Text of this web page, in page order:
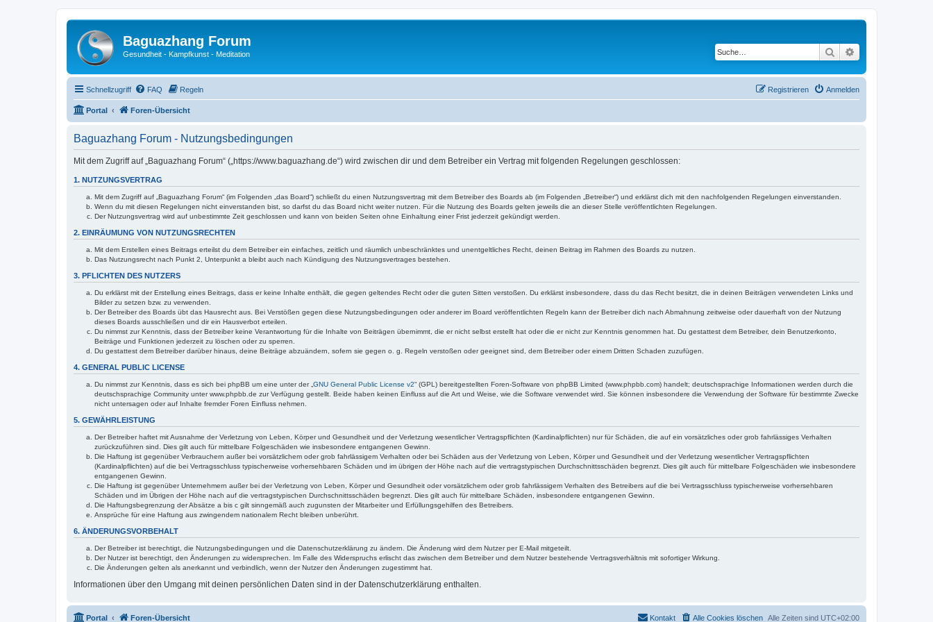
Baguazhang Forum
Gesundheit - Kampfkunst - Meditation Suche
Schnellzugriff FAQ Regeln Anmelden
Registrieren
Portal Foren-Übersicht
Baguazhang Forum - Nutzungsbedingungen
Mit dem Zugriff auf „Baguazhang Forum“ („https://www.baguazhang.de“) wird zwischen dir und dem Betreiber ein Vertrag mit folgenden Regelungen geschlossen:
1. NUTZUNGSVERTRAG
Mit dem Zugriff auf „Baguazhang Forum“ (im Folgenden „das Board“) schließt du einen Nutzungsvertrag mit dem Betreiber des Boards ab (im Folgenden „Betreiber“) und erklärst dich mit den nachfolgenden Regelungen einverstanden.
Wenn du mit diesen Regelungen nicht einverstanden bist, so darfst du das Board nicht weiter nutzen. Für die Nutzung des Boards gelten jeweils die an dieser Stelle veröffentlichten Regelungen.
Der Nutzungsvertrag wird auf unbestimmte Zeit geschlossen und kann von beiden Seiten ohne Einhaltung einer Frist jederzeit gekündigt werden.
2. EINRÄUMUNG VON NUTZUNGSRECHTEN
Mit dem Erstellen eines Beitrags erteilst du dem Betreiber ein einfaches, zeitlich und räumlich unbeschränktes und unentgeltliches Recht, deinen Beitrag im Rahmen des Boards zu nutzen.
Das Nutzungsrecht nach Punkt 2, Unterpunkt a bleibt auch nach Kündigung des Nutzungsvertrages bestehen.
3. PFLICHTEN DES NUTZERS
Du erklärst mit der Erstellung eines Beitrags, dass er keine Inhalte enthält, die gegen geltendes Recht oder die guten Sitten verstoßen. Du erklärst insbesondere, dass du das Recht besitzt, die in deinen Beiträgen verwendeten Links und
Bilder zu setzen bzw. zu verwenden.
Der Betreiber des Boards übt das Hausrecht aus. Bei Verstößen gegen diese Nutzungsbedingungen oder anderer im Board veröffentlichten Regeln kann der Betreiber dich nach Abmahnung zeitweise oder dauerhaft von der Nutzung
dieses Boards ausschließen und dir ein Hausverbot erteilen.
Du nimmst zur Kenntnis, dass der Betreiber keine Verantwortung für die Inhalte von Beiträgen übernimmt, die er nicht selbst erstellt hat oder die er nicht zur Kenntnis genommen hat. Du gestattest dem Betreiber, dein Benutzerkonto,
Beiträge und Funktionen jederzeit zu löschen oder zu sperren.
Du gestattest dem Betreiber darüber hinaus, deine Beiträge abzuändern, sofern sie gegen o. g. Regeln verstoßen oder geeignet sind, dem Betreiber oder einem Dritten Schaden zuzufügen.
4. GENERAL PUBLIC LICENSE
Du nimmst zur Kenntnis, dass es sich bei phpBB um eine unter der „ GNU General Public License v2“ (GPL) bereitgestellten Foren-Software von phpBB Limited (www.phpbb.com) handelt; deutschsprachige Informationen werden durch die
deutschsprachige Community unter www.phpbb.de zur Verfügung gestellt. Beide haben keinen Einfluss auf die Art und Weise, wie die Software verwendet wird. Sie können insbesondere die Verwendung der Software für bestimmte Zwecke
nicht untersagen oder auf Inhalte fremder Foren Einfluss nehmen.
5. GEWÄHRLEISTUNG
Der Betreiber haftet mit Ausnahme der Verletzung von Leben, Körper und Gesundheit und der Verletzung wesentlicher Vertragspflichten (Kardinalpflichten) nur für Schäden, die auf ein vorsätzliches oder grob fahrlässiges Verhalten
zurückzuführen sind. Dies gilt auch für mittelbare Folgeschäden wie insbesondere entgangenen Gewinn.
Die Haftung ist gegenüber Verbrauchern außer bei vorsätzlichem oder grob fahrlässigem Verhalten oder bei Schäden aus der Verletzung von Leben, Körper und Gesundheit und der Verletzung wesentlicher Vertragspflichten
(Kardinalpflichten) auf die bei Vertragsschluss typischerweise vorhersehbaren Schäden und im übrigen der Höhe nach auf die vertragstypischen Durchschnittsschäden begrenzt. Dies gilt auch für mittelbare Folgeschäden wie insbesondere
entgangenen Gewinn.
Die Haftung ist gegenüber Unternehmern außer bei der Verletzung von Leben, Körper und Gesundheit oder vorsätzlichem oder grob fahrlässigem Verhalten des Betreibers auf die bei Vertragsschluss typischerweise vorhersehbaren
Schäden und im Übrigen der Höhe nach auf die vertragstypischen Durchschnittsschäden begrenzt. Dies gilt auch für mittelbare Schäden, insbesondere entgangenen Gewinn.
Die Haftungsbegrenzung der Absätze a bis c gilt sinngemäß auch zugunsten der Mitarbeiter und Erfüllungsgehilfen des Betreibers.
Ansprüche für eine Haftung aus zwingendem nationalem Recht bleiben unberührt.
6. ÄNDERUNGSVORBEHALT
Der Betreiber ist berechtigt, die Nutzungsbedingungen und die Datenschutzerklärung zu ändern. Die Änderung wird dem Nutzer per E-Mail mitgeteilt.
Der Nutzer ist berechtigt, den Änderungen zu widersprechen. Im Falle des Widerspruchs erlischt das zwischen dem Betreiber und dem Nutzer bestehende Vertragsverhältnis mit sofortiger Wirkung.
Die Änderungen gelten als anerkannt und verbindlich, wenn der Nutzer den Änderungen zugestimmt hat.
Informationen über den Umgang mit deinen persönlichen Daten sind in der Datenschutzerklärung enthalten.
Portal Foren-Übersicht Alle Zeiten sind UTC+02:00
Alle Cookies löschen
Kontakt